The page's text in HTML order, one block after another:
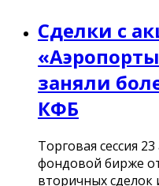
Сделки с
заняли
КФБ
Торговая сессия
фондовой бирже
вторичных сделок